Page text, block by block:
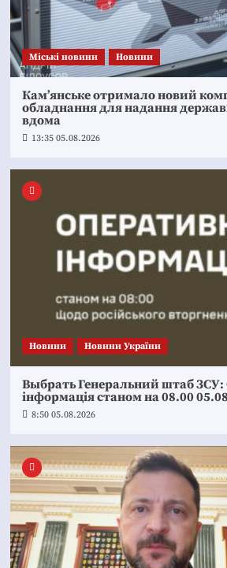
Mіські новини Новини
Кам’янське отримало новий
обладнання для надання
вдома
13:35 05.08.2026
Новини Новини України
Выбрать Генеральний штаб
інформація станом на 08.00
8:50 05.08.2026